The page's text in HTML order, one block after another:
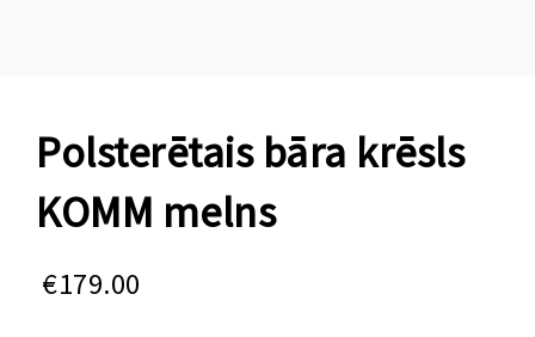
Polsterētais bāra krēsls
KOMM melns
€179.00